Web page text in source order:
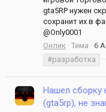
gta5RP нужен
сохранит их в
@Only0001
Онлик
Тема 6
#разработка
Нашел сборку
(gta5rp), не